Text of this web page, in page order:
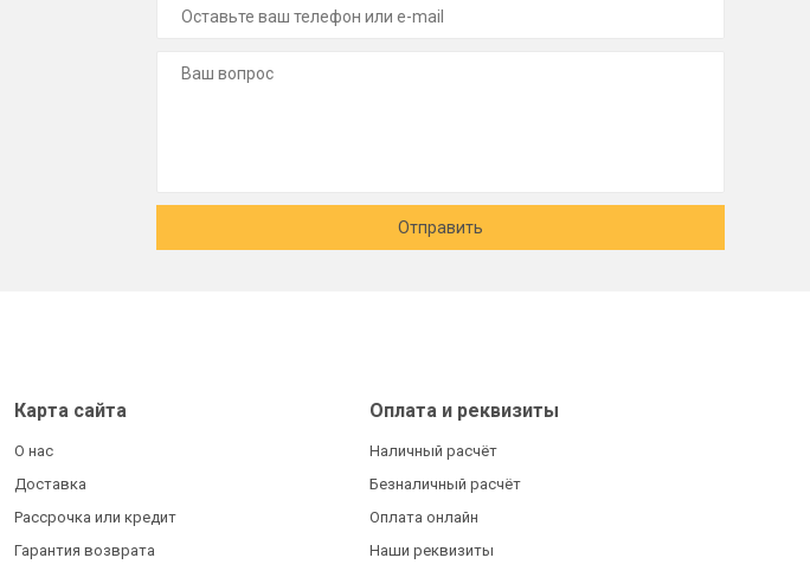
Отправить
Карта сайта
О нас
Доставка
Рассрочка или кредит
Гарантия возврата
Оплата и реквизиты
Наличный расчёт
Безналичный расчёт
Оплата онлайн
Наши реквизиты